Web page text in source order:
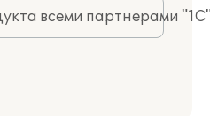
всеми партнерами